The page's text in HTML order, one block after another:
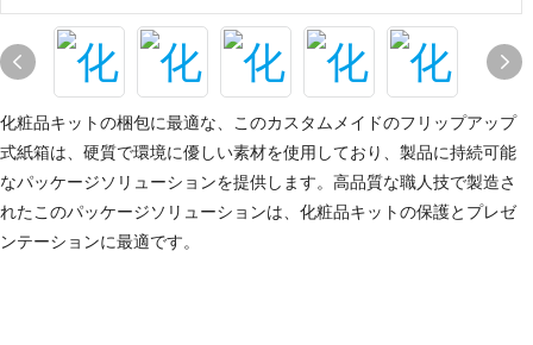
化粧品キットの梱包に最適な、このカスタムメイドのフリップアップ
式紙箱は、硬質で環境に優しい素材を使用しており、製品に持続可能
なパッケージソリューションを提供します。高品質な職人技で製造さ
れたこのパッケージソリューションは、化粧品キットの保護とプレゼ
ンテーションに最適です。